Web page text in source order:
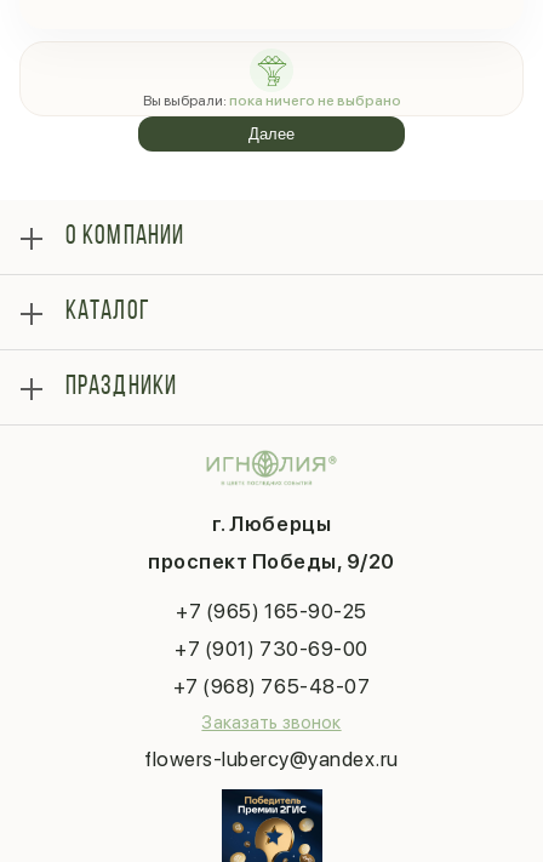
Вы выбрали: пока ничего не выбрано
Далее
г. Люберцы
проспект Победы, 9/20
+7 (965) 165-90-25
+7 (901) 730-69-00
+7 (968) 765-48-07
Заказать звонок
flowers-lubercy@yandex.ru
О КОМПАНИИ
Оплата
Отзывы
Блог
Гарантии
Контакты
Публичная оферта
КАТАЛОГ
Букеты
Композиции
ПРАЗДНИКИ
Последний звонок